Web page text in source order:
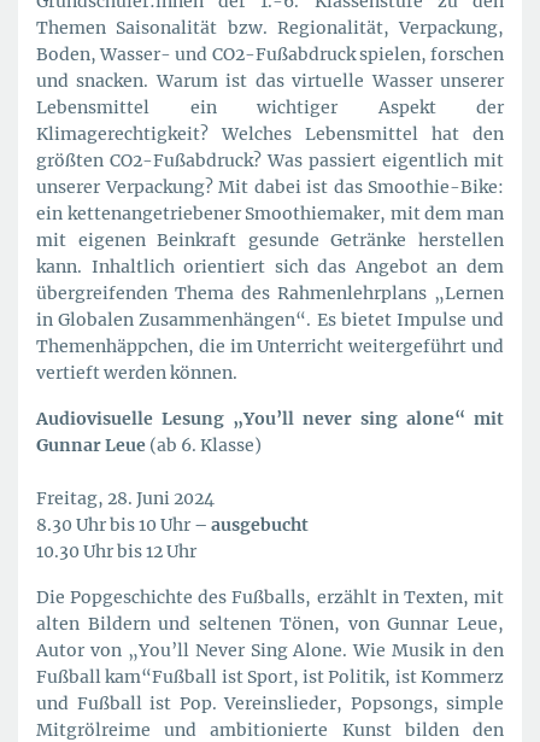
Themen Saisonalität bzw. Regionalität, Verpackung,
Boden, Wasser- und CO2-Fußabdruck spielen, forschen
und snacken. Warum ist das virtuelle Wasser unserer
Lebensmittel ein wichtiger Aspekt der
Klimagerechtigkeit? Welches Lebensmittel hat den
größten CO2-Fußabdruck? Was passiert eigentlich mit
unserer Verpackung? Mit dabei ist das Smoothie-Bike:
ein kettenangetriebener Smoothiemaker, mit dem man
mit eigenen Beinkraft gesunde Getränke herstellen
kann. Inhaltlich orientiert sich das Angebot an dem
übergreifenden Thema des Rahmenlehrplans „Lernen
in Globalen Zusammenhängen“. Es bietet Impulse und
Themenhäppchen, die im Unterricht weitergeführt und
vertieft werden können.
Audiovisuelle Lesung „You’ll never sing alone“ mit
Gunnar Leue (ab 6. Klasse)
Freitag, 28. Juni 2024
8.30 Uhr bis 10 Uhr – ausgebucht
10.30 Uhr bis 12 Uhr
Die Popgeschichte des Fußballs, erzählt in Texten, mit
alten Bildern und seltenen Tönen, von Gunnar Leue,
Autor von „You’ll Never Sing Alone. Wie Musik in den
Fußball kam“Fußball ist Sport, ist Politik, ist Kommerz
und Fußball ist Pop. Vereinslieder, Popsongs, simple
Mitgrölreime und ambitionierte Kunst bilden den